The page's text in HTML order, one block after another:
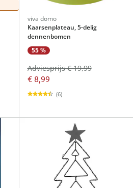
viva domo
Kaarsenplateau, 5-delig
dennenbomen
55 %
€ 8,99
Adviesprijs € 19,99
(6)